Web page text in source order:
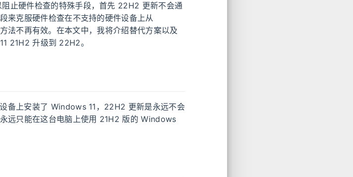
止硬件检查的特殊手段，首先 22H2 更新不会通
来克服硬件检查在不支持的硬件设备上从
不再有效。在本文中，我将介绍替代方案以及
21H2 升级到 22H2。
备上安装了 Windows 11，22H2 更新是永远不会
远只能在这台电脑上使用 21H2 版的 Windows